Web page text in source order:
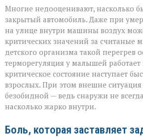
Многие недооценивают, насколько
закрытый автомобиль. Даже при
на улице внутри машины воздух
критических значений за считаные
детского организма такой перегрев
терморегуляция у малышей работает
критическое состояние наступает
взрослых. При этом внешне ситуация
безобидной — ведь снаружи не
насколько жарко внутри.
Боль, которая заставляет